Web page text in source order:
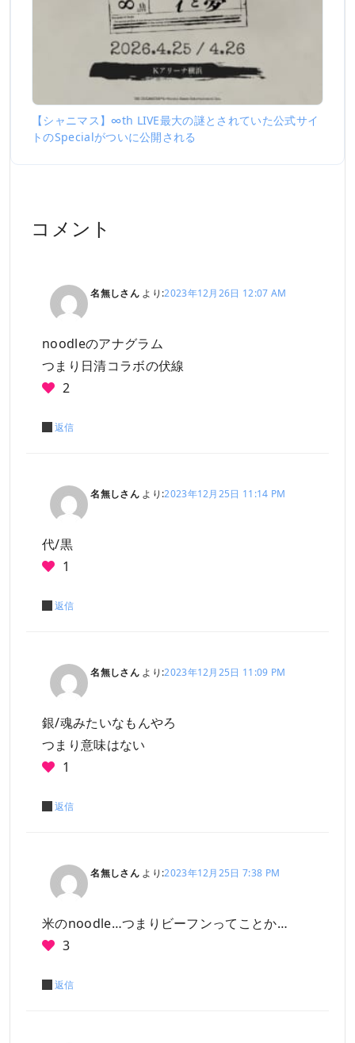
【シャニマス】∞th LIVE最大の謎とされていた公式サイ
トのSpecialがついに公開される
コメント
名無しさん より:2023年12月26日 12:07 AM
noodleのアナグラム
つまり日清コラボの伏線
2
返信
名無しさん より:2023年12月25日 11:14 PM
代/黒
1
返信
名無しさん より:2023年12月25日 11:09 PM
銀/魂みたいなもんやろ
つまり意味はない
1
返信
名無しさん より:2023年12月25日 7:38 PM
米のnoodle…つまりビーフンってことか…
3
返信